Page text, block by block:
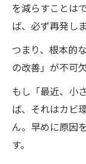
を減らすことは
ば、必ず再発しま
つまり、根本的
の改善」が不可
もし「最近、小
ば、それはカビ
ん。早めに原因
す。